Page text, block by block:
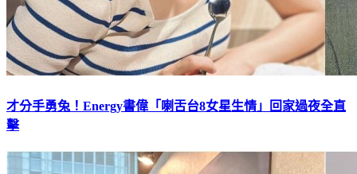
才分手勇兔！Energy書偉「喇舌台8女星生情」回家過夜全直
擊